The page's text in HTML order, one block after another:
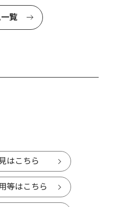
覧
はこちら
等はこちら